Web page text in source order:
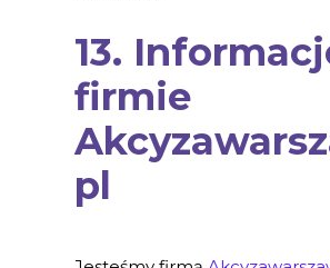
13.
firmie
pl